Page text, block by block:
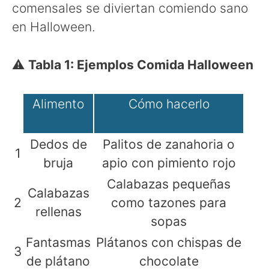
comensales se diviertan comiendo sano
en Halloween.
⚠ Tabla 1: Ejemplos Comida Halloween
Alimento Cómo hacerlo
1
Dedos de
bruja
Palitos de zanahoria o
apio con pimiento rojo
2
Calabazas
rellenas
Calabazas pequeñas
como tazones para
sopas
3
Fantasmas
de plátano
Plátanos con chispas de
chocolate